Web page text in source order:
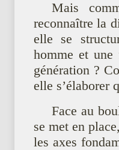
Mais
reconnaître la
elle se
homme et une
génération ?
elle s’élaborer
Face au
se met en
les axes